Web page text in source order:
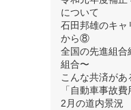
について
石田邦雄のキャ
から⑧
全国の先進組
組合〜
こんな共済があ
「自動車事故費
2月の道内景況